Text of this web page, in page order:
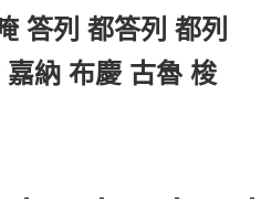
答列 都答列 都列
納 布慶 古魯 梭